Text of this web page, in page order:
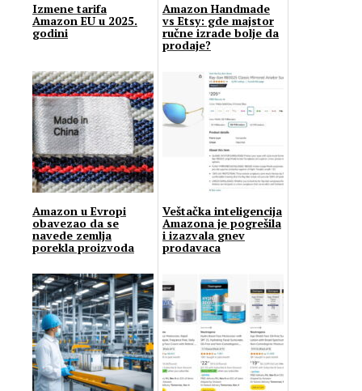
Izmene tarifa
Amazon EU u 2025.
godini
Amazon Handmade
vs Etsy: gde majstor
ručne izrade bolje da
prodaje?
Amazon u Evropi
obavezao da se
navede zemlja
porekla proizvoda
Veštačka inteligencija
Amazona je pogrešila
i izazvala gnev
prodavaca